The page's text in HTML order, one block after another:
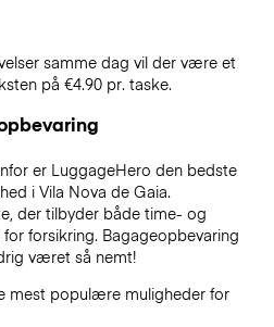
samme dag vil der være et
på €4.90 pr. taske.
er LuggageHero den bedste
i Vila Nova de Gaia.
der tilbyder både time- og
forsikring. Bagageopbevaring
været så nemt!
mest populære muligheder for